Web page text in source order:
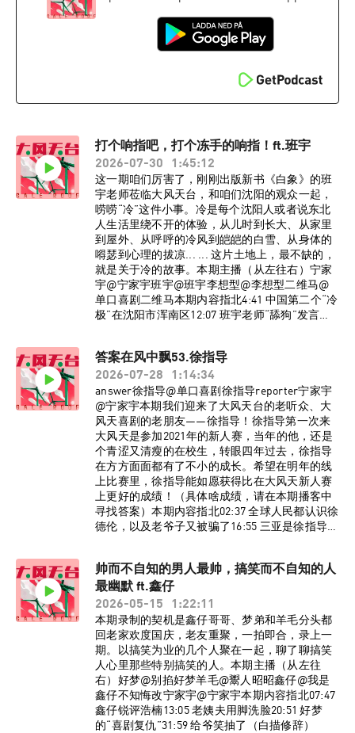
自高晓攀34:08 五岁就代表幼儿园宣传计划生育
44:45 《中国春晚相声三十年》55:00 想去美国开
大车61:40 “喜剧法西斯”77:20 赚钱了要去学“梦幻
家宇 大孟妮制作：陈誉灵如想进入大风天台播客
听友群，请添加vx：dafengtiantai，回复“大风天
台”，即可入群。了解更多大风天台节目台前幕
剧场脱口秀演出，欢迎大家与我们线下相见！
打个响指吧，打个冻手的响指！ft.班宇
2026-07-30
1:45:12
这一期咱们厉害了，刚刚出版新书《白象》的班
宇老师莅临大风天台，和咱们沈阳的观众一起，
唠唠“冷”这件小事。冷是每个沈阳人或者说东北
人生活里绕不开的体验，从儿时到长大、从家里
到屋外、从呼呼的冷风到皑皑的白雪、从身体的
嘚瑟到心理的拔凉... ... 这片土地上，最不缺的，
就是关于冷的故事。本期主播（从左往右）宁家
宇@宁家宇班宇@班宇李想型@李想型二维马@
单口喜剧二维马本期内容指北4:41 中国第二个“冷
极”在沈阳市浑南区12:07 班宇老师“舔狗”发言
地“霸凌”韩国交换生51:50 秋裤词源考56:52 用
《白象》“打窝”60:00 差点淹死，但情绪稳定
81:01 学历造假的人不建议出轨84:02 一招让姐妹
们谈上真男大92:53 辛爽是美甲爱好者95:45 太能
共情，以至于看奥特曼看哭了100:19 脱口秀和文
学的相通之处BGM《走在冷风中》刘思涵监制：
宁家宇策划：大孟妮制作：陈誉灵如想进入大风
天台播客听友群，请添加vx：dafengtiantai，回
复“大风天台”，即可入群。了解更多大风天台节
目台前幕后、现场花絮，请关注小红书官方账号
@大风天台！最后强烈推荐各位听友购买、阅读
班宇老师的新书《白象》，下单千万要注意，不
答案在风中飘53.徐指导
2026-07-28
1:14:34
answer徐指导@单口喜剧徐指导reporter宁家宇
@宁家宇本期我们迎来了大风天台的老听众、大
风天喜剧的老朋友——徐指导！徐指导第一次来
大风天是参加2021年的新人赛，当年的他，还是
个青涩又清瘦的在校生，转眼四年过去，徐指导
在方方面面都有了不小的成长。希望在明年的线
上比赛里，徐指导能如愿获得比在大风天新人赛
上更好的成绩！（具体啥成绩，请在本期播客中
寻找答案）本期内容指北02:37 全球人民都认识徐
德伦，以及老爷子又被骗了16:55 三亚是徐指导
天的小渊源46:05 徐指导能把每期「刻薄谈话」听
十遍（「刻薄谈话」是往事大哥播客《率性而
活》里的栏目）53:45 关于喜剧比赛的赛制畅想
63:27 来大风天台不夸往事不完整72:35 冰果喜剧
六周年票卖不出去赖宁家宇BGM《惊蛰记》水仙
斗活佛监制：宁家宇 大孟妮制作：陈誉灵如想进
入大风天台播客听友群，请添加vx：
dafengtiantai，回复“大风天台”，即可入群。了
解更多大风天台节目台前幕后、现场花絮，请关
注小红书官方账号@大风天台！
帅而不自知的男人最帅，搞笑而不自知的人
最幽默 ft.鑫仔
2026-05-15
1:22:11
本期录制的契机是鑫仔哥哥、梦弟和羊毛分头都
回老家欢度国庆，老友重聚，一拍即合，录上一
期。以搞笑为业的几个人聚在一起，聊了聊搞笑
人心里那些特别搞笑的人。本期主播（从左往
右）好梦@别掐好梦羊毛@鬻人昭昭鑫仔@我是
鑫仔不知悔改宁家宇@宁家宇本期内容指北07:47
鑫仔锐评浩楠13:05 老姨夫用脚洗脸20:51 好梦
的“喜剧复仇”31:59 给爷笑抽了（白描修辞）